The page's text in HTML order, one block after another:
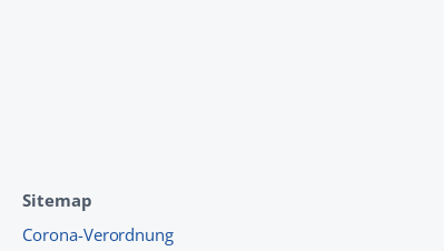
Sitemap
Corona-Verordnung